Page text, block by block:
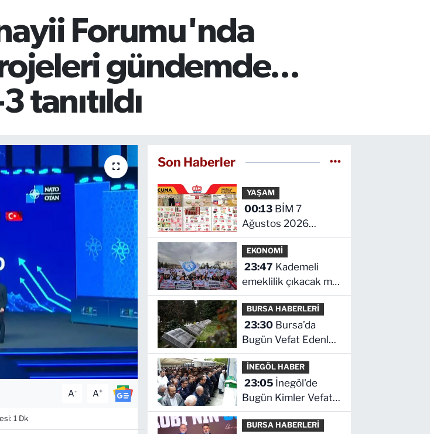
Forumu'nda
gündemde...
tanıtıldı
A- A+
1 Dk
Son Haberler
YAŞAM
00:13
Ağustos 2026
kataloğu yayımlandı!
İşte indirimli ürünler
ve fiyatları
EKONOMİ
23:47
emeklilik çıkacak mı?
Kademeli emeklilikte
son durum ne!
BURSA HABERLERİ
23:30
Bugün Vefat Edenler
Kimler? | 06 Ağustos
2026 Perşembe
İNEGÖL HABER
23:05
Bugün Kimler Vefat
Etti? | 06 Ağustos
2026 Perşembe
BURSA HABERLERİ